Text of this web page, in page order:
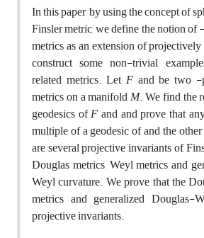
In this paper, by using the concept of
Finsler metric, we define the notion
metrics as an extension of
construct some non-trivial
related metrics. Let F and be two -
metrics on a manifoldM. We find the
geodesics ofFand and prove that
multiple of a geodesic of and the
are several projective invariants of
Douglas metrics, Weyl metrics and
Weyl curvature. We prove that the
metrics and generalized
projective invariants.